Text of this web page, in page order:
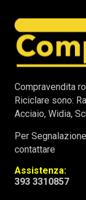
Compravendita
Riciclare sono:
Acciaio, Widia,
Per
contattare
Assistenza:
393 3310857